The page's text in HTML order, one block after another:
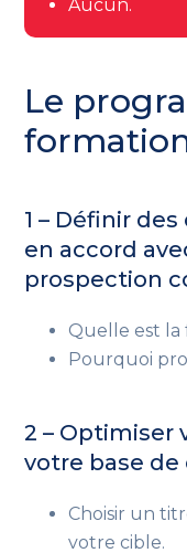
Aucun.
Le
1 – Définir
en accord
prospection
Quelle est la
Pourquoi
2 – Optimiser
votre base
Choisir un
votre cible.